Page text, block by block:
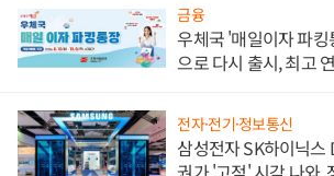
금융
우체국 '매일이자 파
으로 다시 출시, 최고
전자·전기·정보통신
삼성전자 SK하이닉스